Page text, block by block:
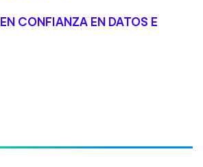
CONFIANZA EN DATOS E